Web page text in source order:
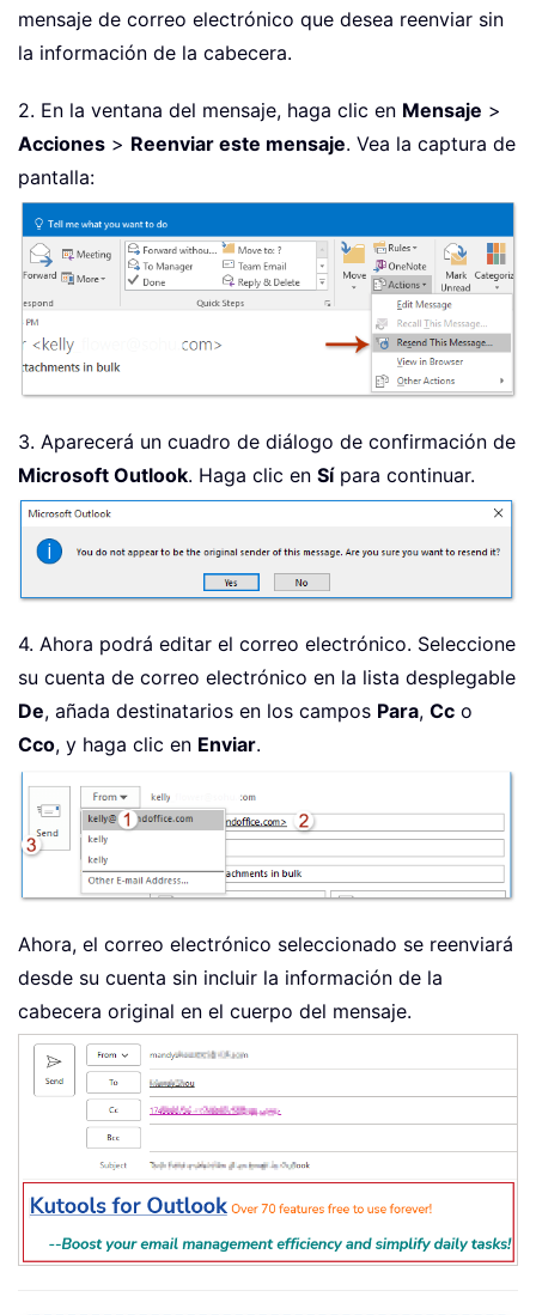
mensaje de correo electrónico que desea reenviar sin
la información de la cabecera.
2. En la ventana del mensaje, haga clic en Mensaje >
Acciones > Reenviar este mensaje. Vea la captura de
pantalla:
3. Aparecerá un cuadro de diálogo de confirmación de
Microsoft Outlook. Haga clic en Sípara continuar.
4. Ahora podrá editar el correo electrónico. Seleccione
su cuenta de correo electrónico en la lista desplegable
De, añada destinatarios en los campos Para, Cc o
Cco, y haga clic en Enviar.
Ahora, el correo electrónico seleccionado se reenviará
desde su cuenta sin incluir la información de la
cabecera original en el cuerpo del mensaje.